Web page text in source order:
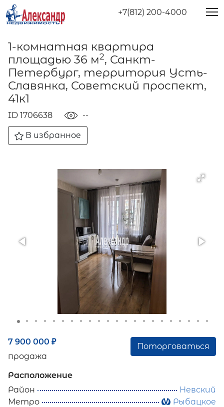
+7(812) 200-4000
1-комнатная квартира
площадью 36 м2, Санкт-
Петербург, территория Усть-
Славянка, Советский проспект,
41к1
ID 1706638 --
В избранное
7 900 000 ₽
продажа
Поторговаться
Расположение
Район
Невский
Метро
Рыбацкое